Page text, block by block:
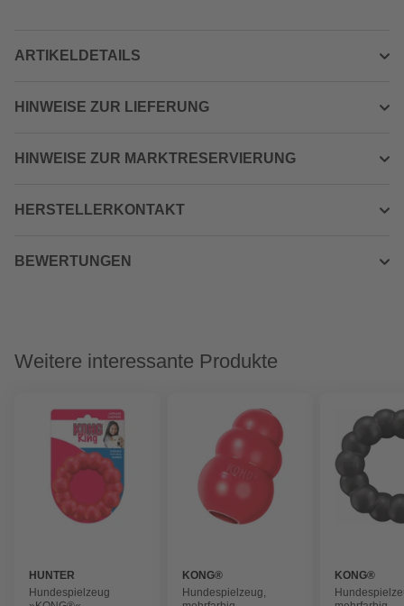
ARTIKELDETAILS
HINWEISE ZUR LIEFERUNG
HINWEISE ZUR MARKTRESERVIERUNG
HERSTELLERKONTAKT
BEWERTUNGEN
Weitere interessante Produkte
HUNTER
Hundespielzeug
KONG®
Hundespielzeug,
KONG®